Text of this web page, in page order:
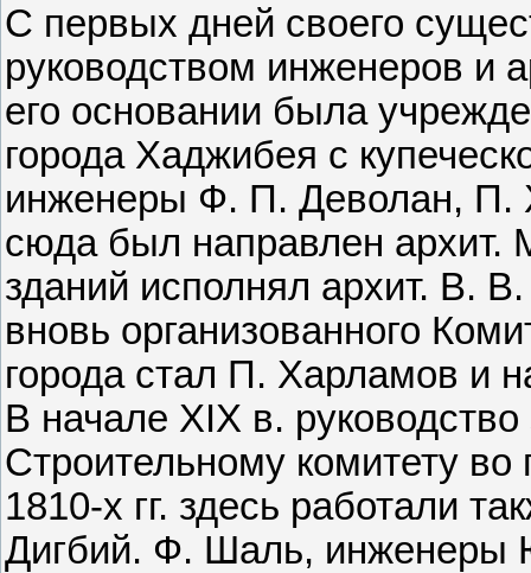
С первых дней своего
руководством инженеров и
его основании была
города Хаджибея с
инженеры Ф. П. Деволан, П.
сюда был направлен архит.
зданий исполнял архит. В.
вновь организованного
города стал П. Харламов и
В начале XIX в.
Строительному комитету
1810-х гг. здесь работали
Дигбий. Ф. Шаль, инженеры